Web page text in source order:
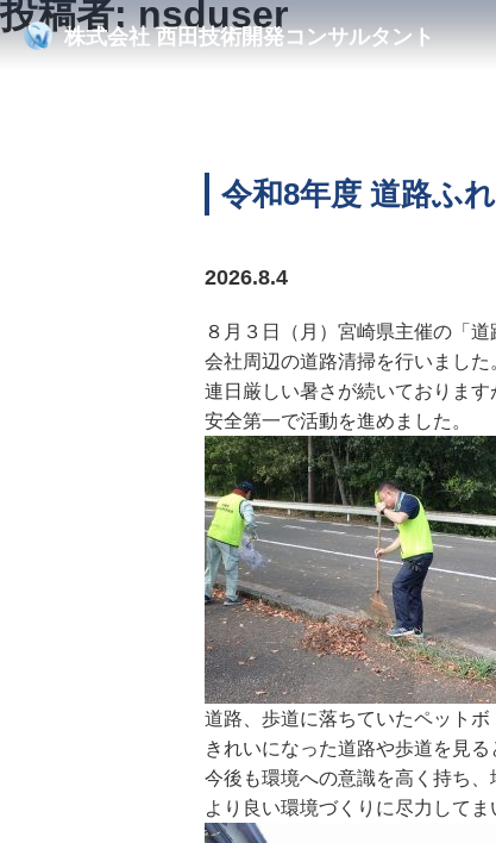
株式会社西田技術開発コンサルタント
投稿者:nsduser
令和8年度 道路ふ
2026.8.4
８月３日（月）宮崎県主催の「
会社周辺の道路清掃を行いました
連日厳しい暑さが続いておりま
安全第一で活動を進めました。
道路、歩道に落ちていたペット
きれいになった道路や歩道を見
今後も環境への意識を高く持ち
より良い環境づくりに尽力してま